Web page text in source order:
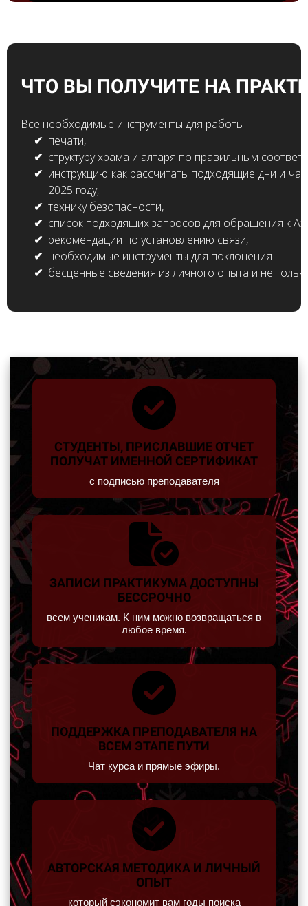
ЧТО ВЫ ПОЛУЧИТЕ НА
Все необходимые инструменты для работы:
печати,
структуру храма и алтаря по правильным
инструкцию как рассчитать подходящие дни и
2025 году,
технику безопасности,
список подходящих запросов для обращения к
рекомендации по установлению связи,
необходимые инструменты для поклонения
бесценные сведения из личного опыта и не
СТУДЕНТЫ, ПРИСЛАВШИЕ ОТЧЕТ
ПОЛУЧАТ ИМЕННОЙ СЕРТИФИКАТ
с подписью преподавателя
ЗАПИСИ ПРАКТИКУМА ДОСТУПНЫ
БЕССРОЧНО
всем ученикам. К ним можно возвращаться в
любое время.
ПОДДЕРЖКА ПРЕПОДАВАТЕЛЯ НА
ВСЕМ ЭТАПЕ ПУТИ
Чат курса и прямые эфиры.
АВТОРСКАЯ МЕТОДИКА И ЛИЧНЫЙ
ОПЫТ
который сэкономит вам годы поиска